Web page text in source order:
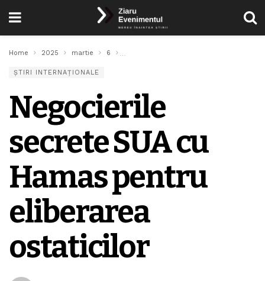
Home 2025 martie 6
ȘTIRI INTERNAȚIONALE
Negocierile
secrete SUA cu
Hamas pentru
eliberarea
ostaticilor